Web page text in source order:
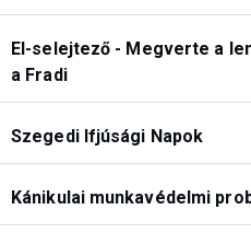
El-selejtező - Megverte a
a Fradi
Szegedi Ifjúsági Napok
Kánikulai munkavédelmi